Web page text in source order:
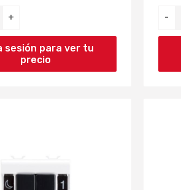
+
sesión para ver tu
precio
-